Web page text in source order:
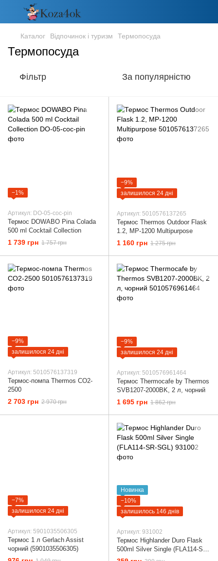
Каталог Відпочинок і туризм Термопосуда
Термопосуда
Фільтр За популярністю
−1%
Артикул: DO-05-coc-pin
Термос DOWABO Pina Colada
500 ml Cocktail Collection
1 739 грн 1 757 грн
−9%
залишилося 24 дні
Артикул: 5010576137265
Термос Thermos Outdoor Flask
1.2, MP-1200 Multipurpose
1 160 грн 1 275 грн
−9%
залишилося 24 дні
Артикул: 5010576137319
Термос-помпа Thermos CO2-
2500
2 703 грн 2 970 грн
−9%
залишилося 24 дні
Артикул: 5010576961464
Термос Thermocafe by Thermos
SVB1207-2000BK, 2 л, чорний
1 695 грн 1 862 грн
−7%
залишилося 24 дні
Артикул: 5901035506305
Термос 1 л Gerlach Assist
чорний (5901035506305)
Новинка
−10%
залишилось 146 днів
Артикул: 931002
Термос Highlander Duro Flask
500ml Silver Single (FLA114-SR-
SGL)